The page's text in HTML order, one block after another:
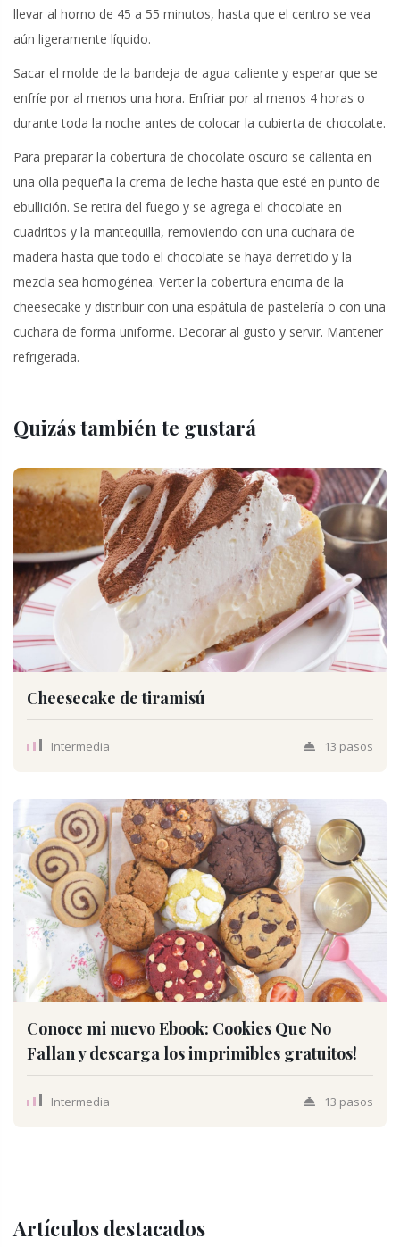
llevar al horno de 45 a 55 minutos, hasta que el centro se vea
aún ligeramente líquido.
Sacar el molde de la bandeja de agua caliente y esperar que se
enfríe por al menos una hora. Enfriar por al menos 4 horas o
durante toda la noche antes de colocar la cubierta de chocolate.
Para preparar la cobertura de chocolate oscuro se calienta en
una olla pequeña la crema de leche hasta que esté en punto de
ebullición. Se retira del fuego y se agrega el chocolate en
cuadritos y la mantequilla, removiendo con una cuchara de
madera hasta que todo el chocolate se haya derretido y la
mezcla sea homogénea. Verter la cobertura encima de la
cheesecake y distribuir con una espátula de pastelería o con una
cuchara de forma uniforme. Decorar al gusto y servir. Mantener
refrigerada.
Quizás también te gustará
Cheesecake de tiramisú
Intermedia 13 pasos
Conoce mi nuevo Ebook: Cookies Que No
Fallan y descarga los imprimibles gratuitos!
Intermedia 13 pasos
Artículos destacados